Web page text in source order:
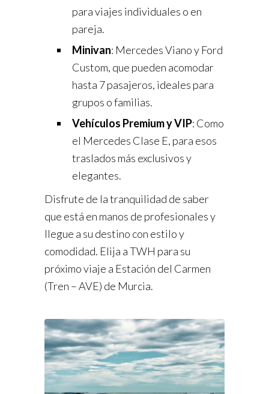
para viajes individuales o en
pareja.
Minivan: Mercedes Viano y Ford
Custom, que pueden acomodar
hasta 7 pasajeros, ideales para
grupos o familias.
Vehículos Premium y VIP: Como
el Mercedes Clase E, para esos
traslados más exclusivos y
elegantes.
Disfrute de la tranquilidad de saber
que está en manos de profesionales y
llegue a su destino con estilo y
comodidad. Elija a TWH para su
próximo viaje a Estación del Carmen
(Tren – AVE) de Murcia.